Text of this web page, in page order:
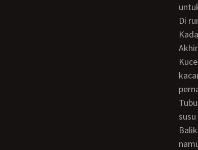
Di rumah kadang membuat pusing. Hal-hal kecil saja bisa membuat mama marah.
Kuceritakan setetes mengenani aku. Wajahku biasa saja, berkacamata -namun bukan
Tubuh mama agak gendut, montok. Memakai pakaian apa pun selalu terlihat kalau
Balik ke cerita, tiba-tiba aku merasakan sakit di bagian testisku. Awalnya pagi hari,